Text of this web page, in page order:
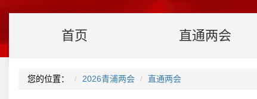
首页 直通两会
您的位置： 2026青浦两会 直通两会